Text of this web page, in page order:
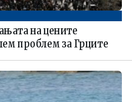
на цените
проблем за Грците